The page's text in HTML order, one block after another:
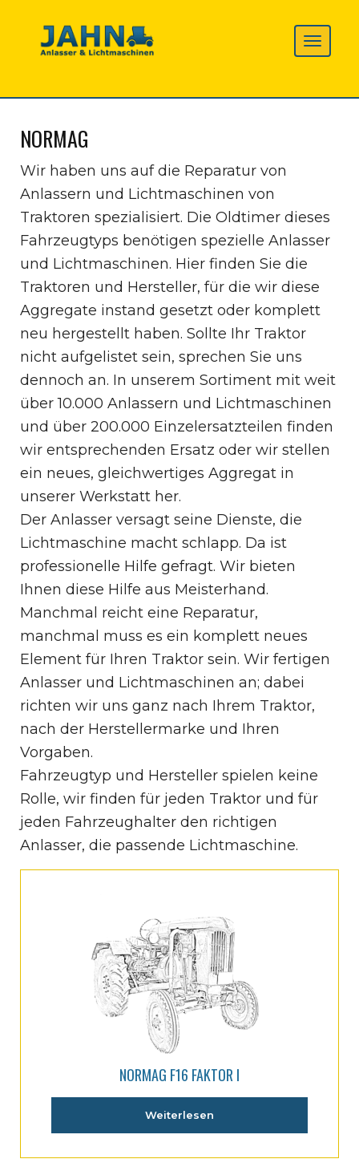
NORMAG
Wir haben uns auf die Reparatur von
Anlassern und Lichtmaschinen von
Traktoren spezialisiert. Die Oldtimer dieses
Fahrzeugtyps benötigen spezielle Anlasser
und Lichtmaschinen. Hier finden Sie die
Traktoren und Hersteller, für die wir diese
Aggregate instand gesetzt oder komplett
neu hergestellt haben. Sollte Ihr Traktor
nicht aufgelistet sein, sprechen Sie uns
dennoch an. In unserem Sortiment mit weit
über 10.000 Anlassern und Lichtmaschinen
und über 200.000 Einzelersatzteilen finden
wir entsprechenden Ersatz oder wir stellen
ein neues, gleichwertiges Aggregat in
unserer Werkstatt her.
Der Anlasser versagt seine Dienste, die
Lichtmaschine macht schlapp. Da ist
professionelle Hilfe gefragt. Wir bieten
Ihnen diese Hilfe aus Meisterhand.
Manchmal reicht eine Reparatur,
manchmal muss es ein komplett neues
Element für Ihren Traktor sein. Wir fertigen
Anlasser und Lichtmaschinen an; dabei
richten wir uns ganz nach Ihrem Traktor,
nach der Herstellermarke und Ihren
Vorgaben.
Fahrzeugtyp und Hersteller spielen keine
Rolle, wir finden für jeden Traktor und für
jeden Fahrzeughalter den richtigen
Anlasser, die passende Lichtmaschine.
NORMAG F16 FAKTOR I
Weiterlesen